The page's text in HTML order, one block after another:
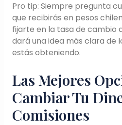
Pro tip: Siempre pregunta
que recibirás en pesos
fijarte en la tasa de cambio
dará una idea más clara de
estás obteniendo.
Las Mejores
Cambiar Tu
Comisiones